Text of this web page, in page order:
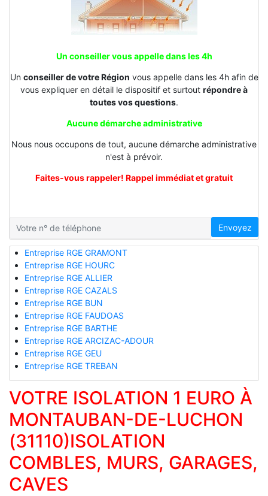
Un conseiller vous appelle dans les 4h
Un conseiller de votre Région vous appelle dans les 4h afin de
vous expliquer en détail le dispositif et surtout répondre à
toutes vos questions.
Aucune démarche administrative
Nous nous occupons de tout, aucune démarche administrative
n'est à prévoir.
Faites-vous rappeler! Rappel immédiat et gratuit
Envoyez
Entreprise RGE GRAMONT
Entreprise RGE HOURC
Entreprise RGE ALLIER
Entreprise RGE CAZALS
Entreprise RGE BUN
Entreprise RGE FAUDOAS
Entreprise RGE BARTHE
Entreprise RGE ARCIZAC-ADOUR
Entreprise RGE GEU
Entreprise RGE TREBAN
VOTRE ISOLATION 1 EURO À
MONTAUBAN-DE-LUCHON
(31110)ISOLATION
COMBLES, MURS, GARAGES,
CAVES